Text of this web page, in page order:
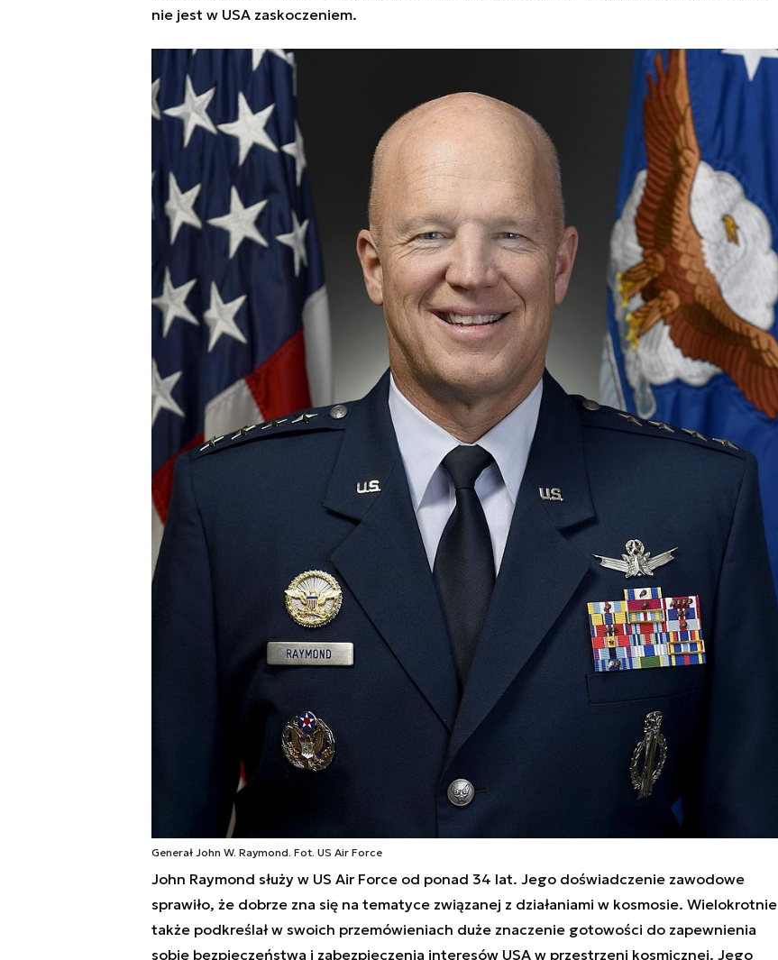
nie jest w USA zaskoczeniem.
Generał John W. Raymond. Fot. US Air Force
John Raymond służy w US Air Force od ponad 34 lat. Jego doświadczenie zawodowe
sprawiło, że dobrze zna się na tematyce związanej z działaniami w kosmosie. Wielokrotnie
także podkreślał w swoich przemówieniach duże znaczenie gotowości do zapewnienia
sobie bezpieczeństwa i zabezpieczenia interesów USA w przestrzeni kosmicznej. Jego